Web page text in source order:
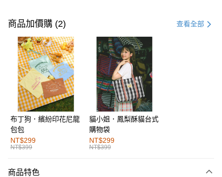
信用卡一次付款
購物金
超商取貨付款
LINE Pay
街口支付
運送方式
全家取貨付款
每筆NT$60，滿NT$1,000(含以上)免運費
付款後全家取貨
商品加價購 (2) 查看全部
布丁狗．繽紛印花尼龍
包包
NT$299
NT$399
貓小姐．鳳梨酥貓台式
購物袋
NT$299
NT$399
商品特色